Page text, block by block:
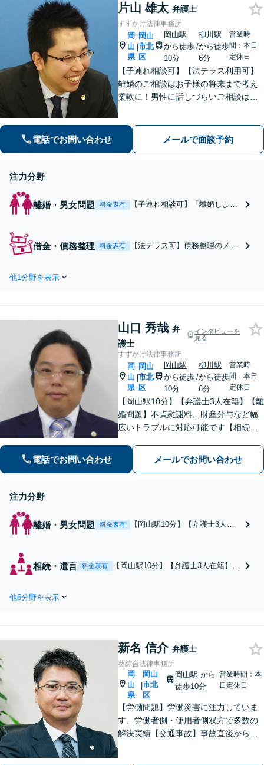
【安心の費用設計】
【岡山駅徒歩10分】
くなった際はすぐに弁護士
に相談を！【安心の費用設
計】【岡山駅徒歩10分】
片山 雄太 弁護士
すずかけ法律事務所
岡
山
県
|
岡山
市北
区
岡山駅
から徒歩
10分
/
柳川駅
から徒歩
6分
営業時
間：本日
定休日
【子連れ相談可】【法テラス利用可】
離婚のご相談はお子様の将来まで考え
柔軟に！男性に話しづらいご相談は女
と連携してきめ細やかに対応【注力分
野初回相談無料】【WEB面談可】
電話でお問い合わせ メールで面談予約
注力分野
離婚・男女問題 料金表有
【子連れ相談可】「離婚しよう
護士に相談すればいいのか」ぜ
ひご相談ください／女性弁護士
借金・債務整理 料金表有
【法テラス可】債務整理のメリ
場への連絡が不安…」など。
生」あなたに合った方法をご提
案【初回相談無料】
他1分野を表示
山口 秀哉 弁
護士
インタビューを
見る
すずかけ法律事務所
岡
山
県
|
岡山
市北
区
岡山駅
から徒歩
10分
/
柳川駅
から徒歩
6分
営業時
間：本日
定休日
【岡山駅10分】【弁護士3人在籍】【離
婚問題】不貞慰謝料、財産分与など幅
広いトラブルに対応可能です【相続問
判」「代理人としての交渉」などお任
せください【交通事故】「軽微な事
電話でお問い合わせ メールでお問い合わせ
注力分野
離婚・男女問題 料金表有
【岡山駅10分】【弁護士3人在
割）、養育費、親権など幅広い
トラブルに対応可能です！依頼
相続・遺言 料金表有
【岡山駅10分】【弁護士3人在籍】
丁寧に説明するよう心掛けています
話相談可】
他6分野を表示
新名 信介 弁護士
葵綜合法律事務所
岡
山
県
|
岡山
市北
区
岡山駅 から
徒歩10分
営業時間：本
日定休日
【労働問題】労働災害に注力していま
す、労働者側・使用者側双方で多数の
解決実績【交通事故】事故直後から等